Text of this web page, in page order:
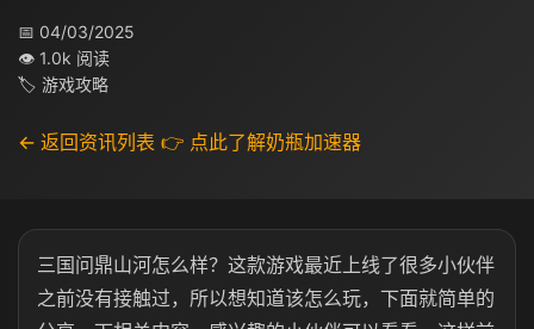
📅 04/03/2025
👁 1.0k 阅读
🏷 游戏攻略
← 返回资讯列表 👉 点此了解奶瓶加速器
三国问鼎山河怎么样？这款游戏最近上线了很多小伙伴
之前没有接触过，所以想知道该怎么玩，下面就简单的